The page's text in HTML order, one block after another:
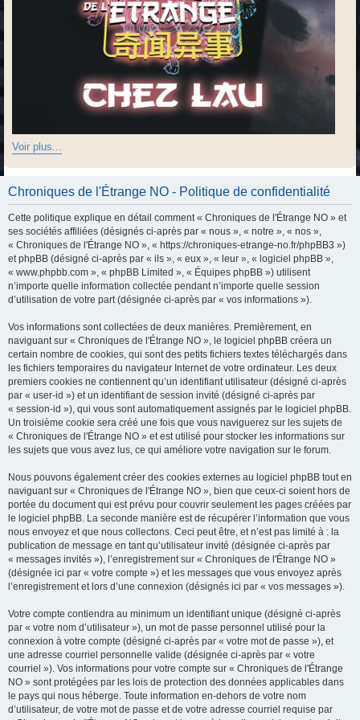
Voir plus...
Chroniques de l'Étrange NO - Politique de confidentialité
Cette politique explique en détail comment « Chroniques de l'Étrange NO » et
ses sociétés affiliées (désignés ci-après par « nous », « notre », « nos »,
« Chroniques de l'Étrange NO », « https://chroniques-etrange-no.fr/phpBB3 »)
et phpBB (désigné ci-après par « ils », « eux », « leur », « logiciel phpBB »,
« www.phpbb.com », « phpBB Limited », « Équipes phpBB ») utilisent
n’importe quelle information collectée pendant n’importe quelle session
d’utilisation de votre part (désignée ci-après par « vos informations »).
Vos informations sont collectées de deux manières. Premièrement, en
naviguant sur « Chroniques de l'Étrange NO », le logiciel phpBB créera un
certain nombre de cookies, qui sont des petits fichiers textes téléchargés dans
les fichiers temporaires du navigateur Internet de votre ordinateur. Les deux
premiers cookies ne contiennent qu’un identifiant utilisateur (désigné ci-après
par « user-id ») et un identifiant de session invité (désigné ci-après par
« session-id »), qui vous sont automatiquement assignés par le logiciel phpBB.
Un troisième cookie sera créé une fois que vous naviguerez sur les sujets de
« Chroniques de l'Étrange NO » et est utilisé pour stocker les informations sur
les sujets que vous avez lus, ce qui améliore votre navigation sur le forum.
Nous pouvons également créer des cookies externes au logiciel phpBB tout en
naviguant sur « Chroniques de l'Étrange NO », bien que ceux-ci soient hors de
portée du document qui est prévu pour couvrir seulement les pages créées par
le logiciel phpBB. La seconde manière est de récupérer l’information que vous
nous envoyez et que nous collectons. Ceci peut être, et n’est pas limité à : la
publication de message en tant qu’utilisateur invité (désignée ci-après par
« messages invités »), l’enregistrement sur « Chroniques de l'Étrange NO »
(désignée ici par « votre compte ») et les messages que vous envoyez après
l’enregistrement et lors d’une connexion (désignés ici par « vos messages »).
Votre compte contiendra au minimum un identifiant unique (désigné ci-après
par « votre nom d’utilisateur »), un mot de passe personnel utilisé pour la
connexion à votre compte (désigné ci-après par « votre mot de passe »), et
une adresse courriel personnelle valide (désignée ci-après par « votre
courriel »). Vos informations pour votre compte sur « Chroniques de l'Étrange
NO » sont protégées par les lois de protection des données applicables dans
le pays qui nous héberge. Toute information en-dehors de votre nom
d’utilisateur, de votre mot de passe et de votre adresse courriel requise par